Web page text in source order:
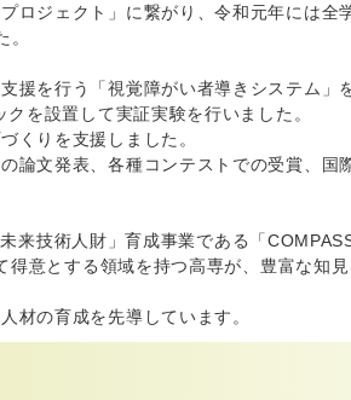
ロジェクト」に繋がり、令和元年には全
援を行う「視覚障がい者導きシステム」
を設置して実証実験を行いました。
くりを支援しました。
論文発表、各種コンテストでの受賞、国
技術人財」育成事業である「
意とする領域を持つ高専が、豊富な知
材の育成を先導しています。